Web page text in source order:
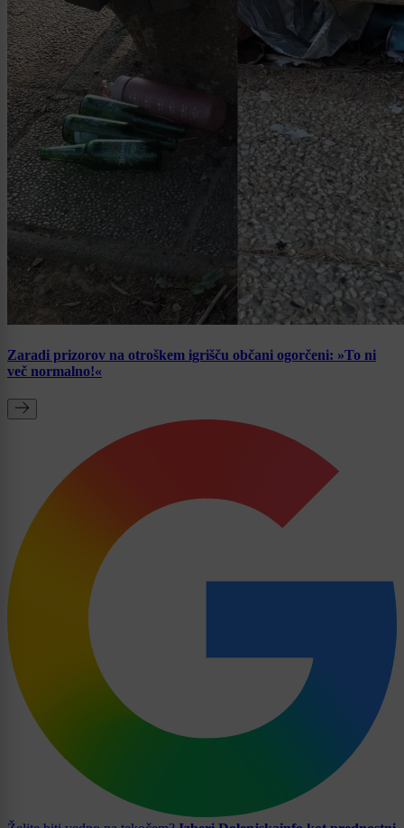
Zaradi prizorov na otroškem igrišču občani ogorčeni: »To ni
več normalno!«